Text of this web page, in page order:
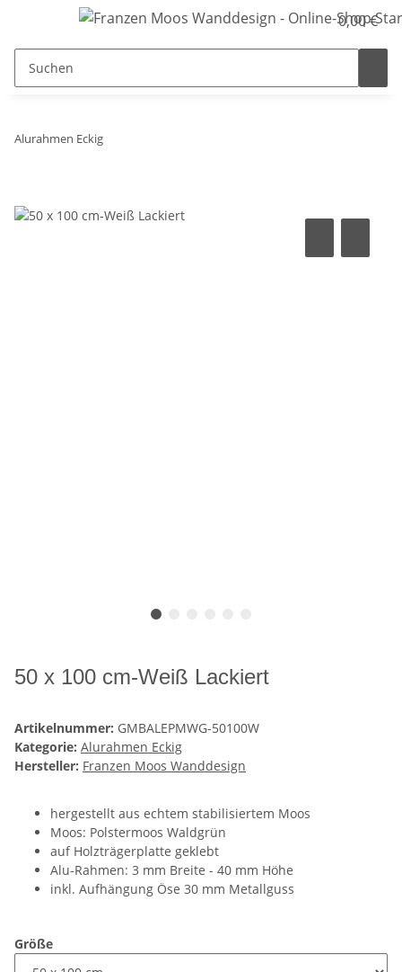
0,00 €
Alurahmen Eckig
50 x 100 cm-Weiß Lackiert
Artikelnummer: GMBALEPMWG-50100W
Kategorie: Alurahmen Eckig
Hersteller: Franzen Moos Wanddesign
hergestellt aus echtem stabilisiertem Moos
Moos: Polstermoos Waldgrün
auf Holzträgerplatte geklebt
Alu-Rahmen: 3 mm Breite - 40 mm Höhe
inkl. Aufhängung Öse 30 mm Metallguss
Größe